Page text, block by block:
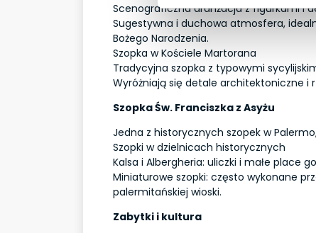
Scenograficzna aranżacja z figurkami i
Sugestywna i duchowa atmosfera,
Bożego Narodzenia.
Szopka w Kościele Martorana
Tradycyjna szopka z typowymi
Wyróżniają się detale architektoniczne i
Szopka Św. Franciszka z Asyżu
Jedna z historycznych szopek w
Szopki w dzielnicach historycznych
Kalsa i Albergheria: uliczki i małe place
Miniaturowe szopki: często wykonane
palermitańskiej wioski.
Zabytki i kultura